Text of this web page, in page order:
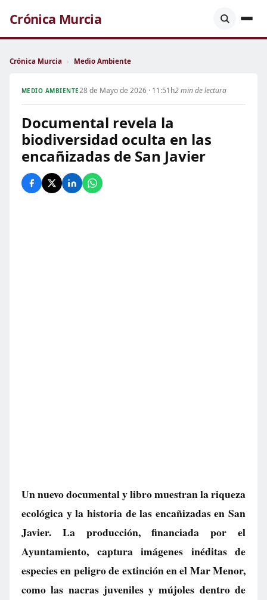
Crónica Murcia
Crónica Murcia › Medio Ambiente
MEDIO AMBIENTE28 de Mayo de 2026 · 11:51h2 min de lectura
Documental revela la
biodiversidad oculta en las
encañizadas de San Javier
Un nuevo documental y libro muestran la riqueza
ecológica y la historia de las encañizadas en San
Javier. La producción, financiada por el
Ayuntamiento, captura imágenes inéditas de
especies en peligro de extinción en el Mar Menor,
como las nacras juveniles y mújoles dentro de